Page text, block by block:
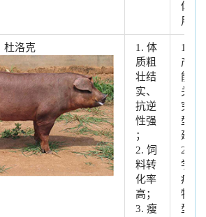
体使
用
杜洛克
1. 体
质粗
壮结
实、
抗逆
性强
；
2. 饲
料转
化率
高；
3. 瘦
1. 生
产性
能相
关研
究模
型创
建
2. 医
学疾
病动
物模
型构